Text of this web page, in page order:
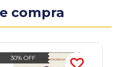
compra
30% OFF